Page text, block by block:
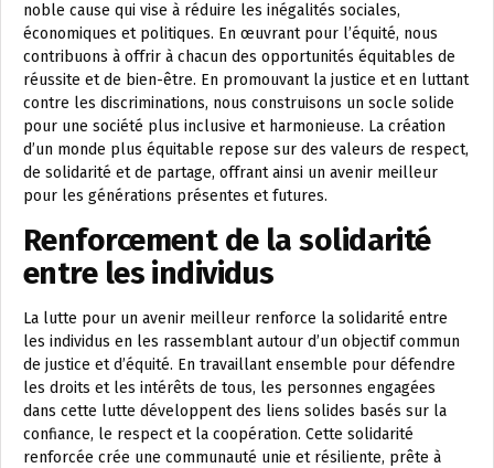
noble cause qui vise à réduire les inégalités sociales,
économiques et politiques. En œuvrant pour l’équité, nous
contribuons à offrir à chacun des opportunités équitables de
réussite et de bien-être. En promouvant la justice et en luttant
contre les discriminations, nous construisons un socle solide
pour une société plus inclusive et harmonieuse. La création
d’un monde plus équitable repose sur des valeurs de respect,
de solidarité et de partage, offrant ainsi un avenir meilleur
pour les générations présentes et futures.
Renforcement de la solidarité
entre les individus
La lutte pour un avenir meilleur renforce la solidarité entre
les individus en les rassemblant autour d’un objectif commun
de justice et d’équité. En travaillant ensemble pour défendre
les droits et les intérêts de tous, les personnes engagées
dans cette lutte développent des liens solides basés sur la
confiance, le respect et la coopération. Cette solidarité
renforcée crée une communauté unie et résiliente, prête à